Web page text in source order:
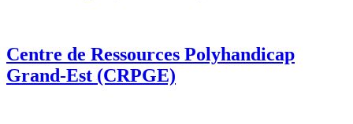
Centre de Ressources Polyhandicap
Grand-Est (CRPGE)